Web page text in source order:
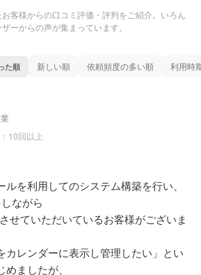
客様からの口コミ評価・評判をご紹介。いろん
ーからの声が集まっています。
た順 新しい順 依頼頻度の多い順 利用時
10回以上
を利用してのシステム構築を行い、
ながら
せていただいているお客様がございま
カレンダーに表示し管理したい」とい
ましたが、